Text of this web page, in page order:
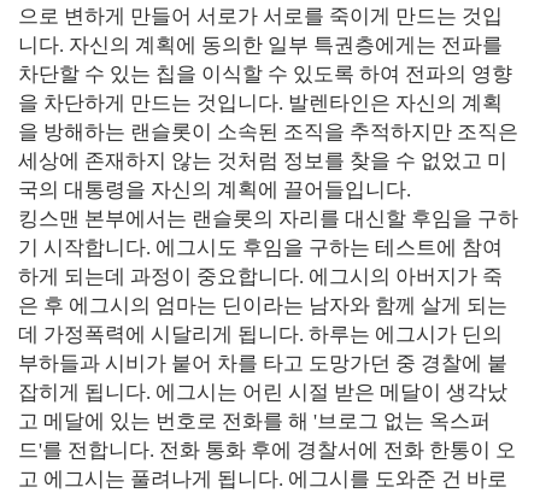
으로 변하게 만들어 서로가 서로를 죽이게 만드는 것입
니다. 자신의 계획에 동의한 일부 특권층에게는 전파를
차단할 수 있는 칩을 이식할 수 있도록 하여 전파의 영향
을 차단하게 만드는 것입니다. 발렌타인은 자신의 계획
을 방해하는 랜슬롯이 소속된 조직을 추적하지만 조직은
세상에 존재하지 않는 것처럼 정보를 찾을 수 없었고 미
국의 대통령을 자신의 계획에 끌어들입니다.
킹스맨 본부에서는 랜슬롯의 자리를 대신할 후임을 구하
기 시작합니다. 에그시도 후임을 구하는 테스트에 참여
하게 되는데 과정이 중요합니다. 에그시의 아버지가 죽
은 후 에그시의 엄마는 딘이라는 남자와 함께 살게 되는
데 가정폭력에 시달리게 됩니다. 하루는 에그시가 딘의
부하들과 시비가 붙어 차를 타고 도망가던 중 경찰에 붙
잡히게 됩니다. 에그시는 어린 시절 받은 메달이 생각났
고 메달에 있는 번호로 전화를 해 '브로그 없는 옥스퍼
드'를 전합니다. 전화 통화 후에 경찰서에 전화 한통이 오
고 에그시는 풀려나게 됩니다. 에그시를 도와준 건 바로